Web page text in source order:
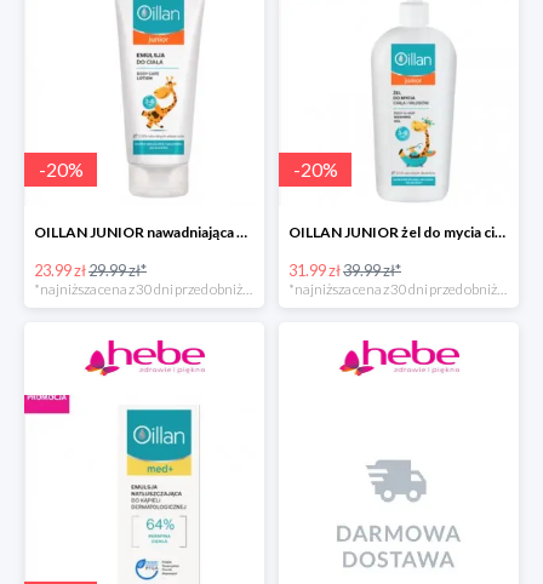
-20%
OILLAN JUNIOR nawadniająca emulsja do ciała
23.99 zł29.99 zł*
*najniższa cena z 30 dni przed obniżką
-20%
OILLAN JUNIOR żel do mycia ciała i włosów
31.99 zł39.99 zł*
*najniższa cena z 30 dni przed obniżką